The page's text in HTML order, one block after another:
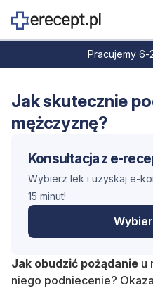
Pracujemy
Jak skutecznie
mężczyznę?
Konsultacja z e-
Wybierz lek i uzyskaj e-
15 minut!
Jak obudzić pożądanie u
niego podniecenie?